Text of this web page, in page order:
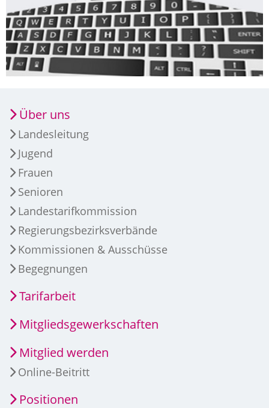
Über uns
Landesleitung
Jugend
Frauen
Senioren
Landestarifkommission
Regierungsbezirksverbände
Kommissionen & Ausschüsse
Begegnungen
Tarifarbeit
Mitgliedsgewerkschaften
Mitglied werden
Online-Beitritt
Positionen